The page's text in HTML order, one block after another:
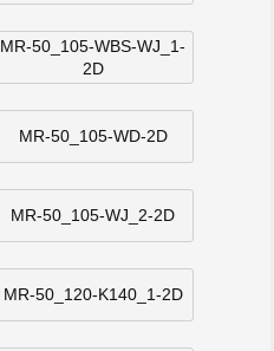
MR-50_105-WBS-WJ_1-
2D
MR-50_105-WD-2D
MR-50_105-WJ_2-2D
MR-50_120-K140_1-2D